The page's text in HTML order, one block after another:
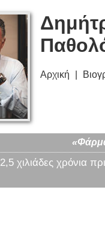
Αρχική
2,5 χιλιάδες χρόνια